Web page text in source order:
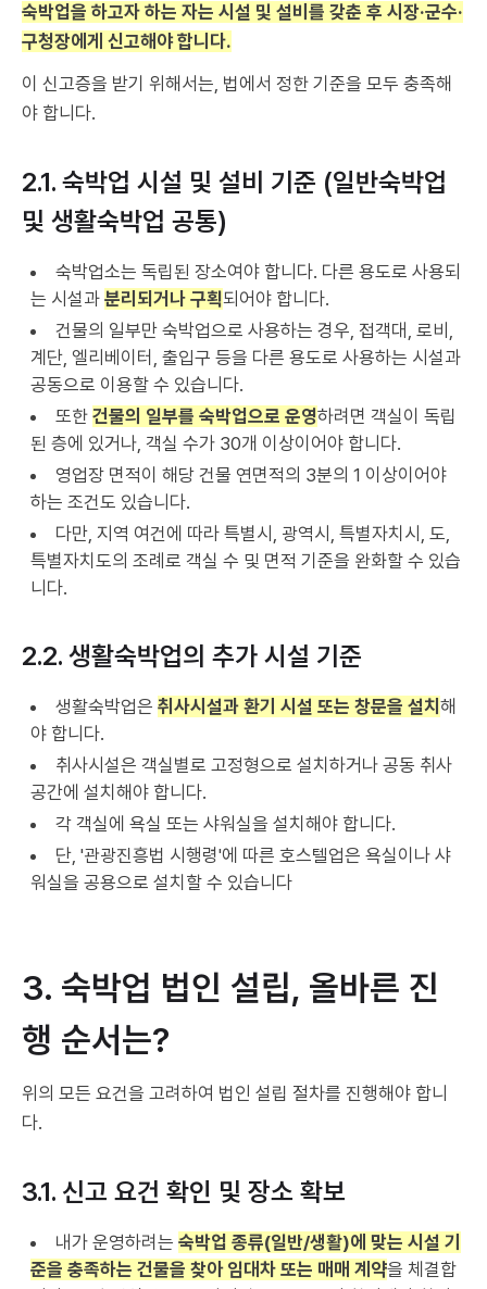
숙박업을 하고자 하는 자는 시설 및 설비를 갖춘 후 시장·군수·
구청장에게 신고해야 합니다.
이 신고증을 받기 위해서는, 법에서 정한 기준을 모두 충족해
야 합니다.
2.1. 숙박업 시설 및 설비 기준 (일반숙박업
및 생활숙박업 공통)
숙박업소는 독립된 장소여야 합니다. 다른 용도로 사용되
는 시설과 분리되거나 구획되어야 합니다.
건물의 일부만 숙박업으로 사용하는 경우, 접객대, 로비,
계단, 엘리베이터, 출입구 등을 다른 용도로 사용하는 시설과
공동으로 이용할 수 있습니다.
또한 건물의 일부를 숙박업으로 운영하려면 객실이 독립
된 층에 있거나, 객실 수가 30개 이상이어야 합니다.
영업장 면적이 해당 건물 연면적의 3분의 1 이상이어야
하는 조건도 있습니다.
다만, 지역 여건에 따라 특별시, 광역시, 특별자치시, 도,
특별자치도의 조례로 객실 수 및 면적 기준을 완화할 수 있습
니다.
2.2. 생활숙박업의 추가 시설 기준
생활숙박업은 취사시설과 환기 시설 또는 창문을 설치 해
야 합니다.
취사시설은 객실별로 고정형으로 설치하거나 공동 취사
공간에 설치해야 합니다.
각 객실에 욕실 또는 샤워실을 설치해야 합니다.
단, '관광진흥법 시행령'에 따른 호스텔업은 욕실이나 샤
워실을 공용으로 설치할 수 있습니다
3. 숙박업 법인 설립, 올바른 진
행 순서는?
위의 모든 요건을 고려하여 법인 설립 절차를 진행해야 합니
다.
3.1. 신고 요건 확인 및 장소 확보
내가 운영하려는 숙박업 종류(일반/생활)에 맞는 시설 기
준을 충족하는 건물을 찾아 임대차 또는 매매 계약을 체결합